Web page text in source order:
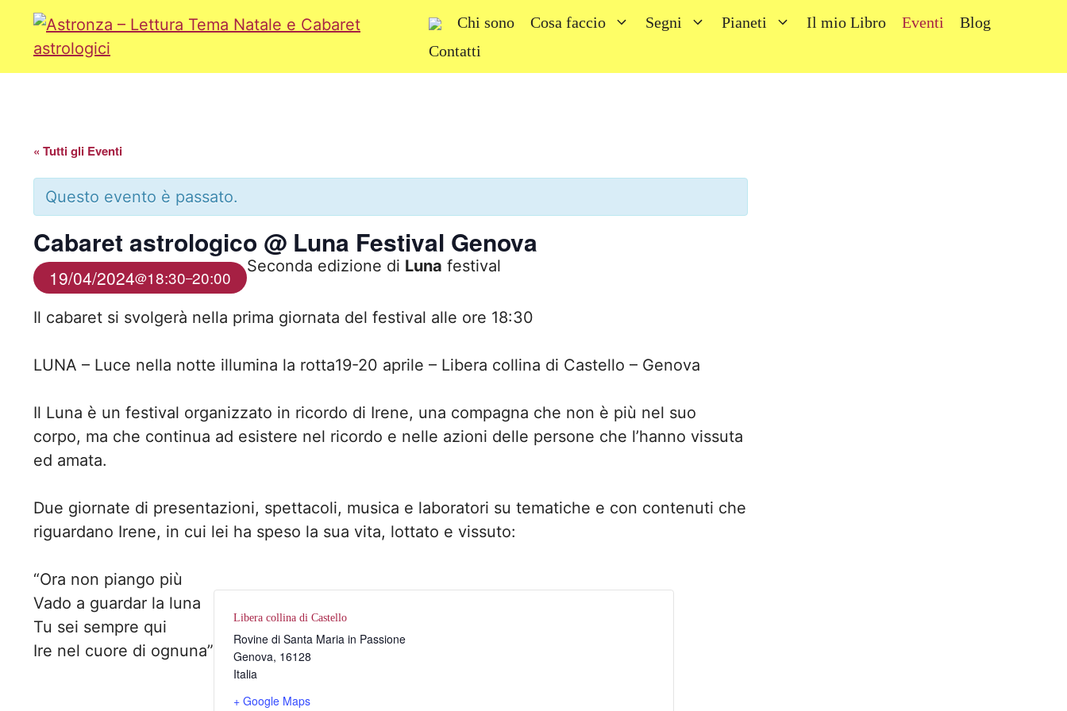
contenuto
Chi sono Cosa faccio Segni Pianeti Il mio Libro Eventi
Blog
Contatti
« Tutti gli Eventi
Questo evento è passato.
Cabaret astrologico @ Luna Festival Genova
19/04/2024@18:30–20:00
Seconda edizione di Luna festival
Il cabaret si svolgerà nella prima giornata del festival alle ore 18:30
LUNA – Luce nella notte illumina la rotta19-20 aprile – Libera collina di Castello – Genova
Il Luna è un festival organizzato in ricordo di Irene, una compagna che non è più nel suo
corpo, ma che continua ad esistere nel ricordo e nelle azioni delle persone che l’hanno vissuta
ed amata.
Due giornate di presentazioni, spettacoli, musica e laboratori su tematiche e con contenuti che
riguardano Irene, in cui lei ha speso la sua vita, lottato e vissuto:
“Ora non piango più
Vado a guardar la luna
Tu sei sempre qui
Ire nel cuore di ognuna”
Libera collina di Castello
Rovine di Santa Maria in Passione
Genova, 16128
Italia
+ Google Maps